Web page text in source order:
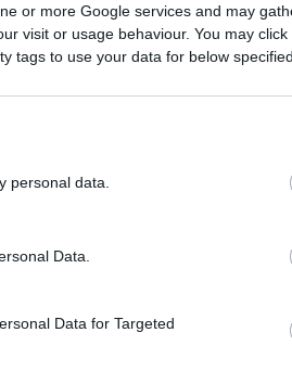
or more Google services and may
visit or usage behaviour. You may
tags to use your data for below
personal data.
Data.
Data for Targeted
nagy dívát. Most valami
elő, amit még soha. Ennél
aztán megmutogattam
Például a sátorról
Lilla viszont Brechtet